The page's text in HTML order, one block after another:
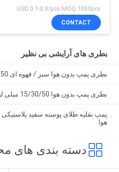
بطری پمپ اسپری
ISO90001 خبره
USD 0.1-0.9/pcs MOQ:1000pcs
CONTACT
بطری های آرایشی بی نظیر
بطری پمپ بدون هوا سبز / قهوه ای 15/30/50 میلی لیتر
بطری پمپ بدون هوا 15/30/50 میلی لیتر سفید/سبز با طراحی دوگانه
هوا
دسته بندی های